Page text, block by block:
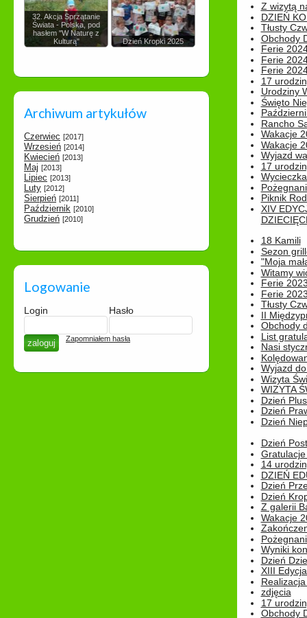
32. Akcja Sprzątanie
Świata - Polska, pod
hasłem "W Naturę z
Kulturą"
Dzień Kropki 2025
Archiwum artykułów
Czerwiec [2017]
Wrzesień [2014]
Kwiecień [2013]
Maj [2013]
Lipiec [2013]
Luty [2012]
Sierpień [2011]
Październik [2010]
Grudzień [2010]
Logowanie
Login Hasło
Zapomniałem hasła
Z wizytą
DZIEŃ
Tłusty
Obchody
Ferie
Ferie
Ferie
17
Urodziny
Święto
Rancho
Wakacje
Wakacje
Wyjazd
17
Piknik
XIV
18 Kamili
Sezon
"Moja
Witamy
Ferie
Ferie
Tłusty
II
Obchody
List
Nasi
Wyjazd
Wizyta
WIZYTA
Dzień
Dzień
Dzień
Dzień
14
DZIEŃ
Dzień
Dzień
Z galerii
Wakacje
Wyniki
Dzień
XIII
zdjęcia
17
Obchody